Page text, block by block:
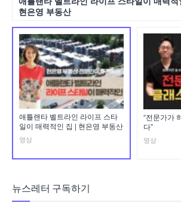
현은영 부동산
애틀랜타 벨트라인 라이프 스타
일이 매력적인 집 | 현은영 부동산
영상
“전문가가
다”
영상
뉴스레터 구독하기